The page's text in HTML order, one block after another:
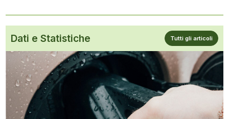
Dati e Statistiche Tutti gli articoli